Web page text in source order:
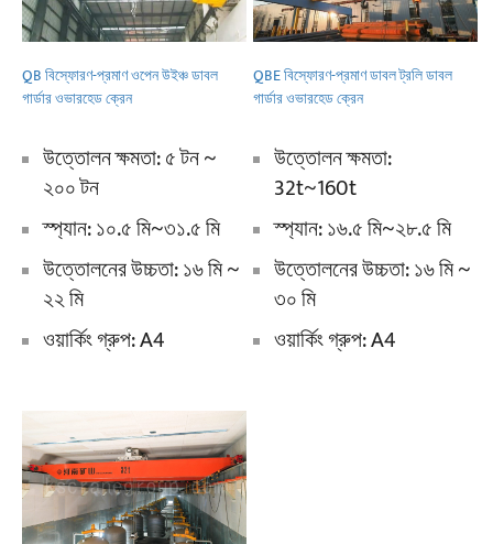
QB বিস্ফোরণ-প্রমাণ ওপেন উইঞ্চ ডাবল
গার্ডার ওভারহেড ক্রেন
উত্তোলন ক্ষমতা: ৫ টন ~
২০০ টন
স্প্যান: ১০.৫ মি~৩১.৫ মি
উত্তোলনের উচ্চতা: ১৬ মি ~
২২ মি
ওয়ার্কিং গ্রুপ: A4
QBE বিস্ফোরণ-প্রমাণ ডাবল ট্রলি ডাবল
গার্ডার ওভারহেড ক্রেন
উত্তোলন ক্ষমতা:
32t~160t
স্প্যান: ১৬.৫ মি~২৮.৫ মি
উত্তোলনের উচ্চতা: ১৬ মি ~
৩০ মি
ওয়ার্কিং গ্রুপ: A4